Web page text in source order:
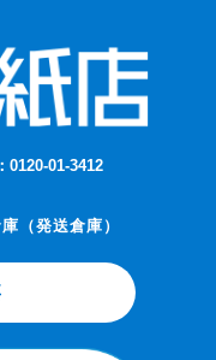
0120-01-3412
（発送倉庫）